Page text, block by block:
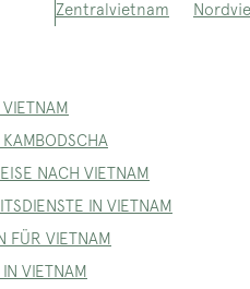
Zentralvietnam
NACH VIETNAM
IN VIETNAM
FÜR VIETNAM
VIETNAM